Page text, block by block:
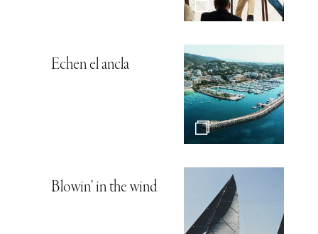
Echen el ancla
Blowin’ in the wind